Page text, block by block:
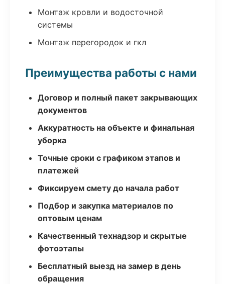
Монтаж кровли и водосточной
системы
Монтаж перегородок и гкл
Преимущества работы с нами
Договор и полный пакет закрывающих
документов
Аккуратность на объекте и финальная
уборка
Точные сроки с графиком этапов и
платежей
Фиксируем смету до начала работ
Подбор и закупка материалов по
оптовым ценам
Качественный технадзор и скрытые
фотоэтапы
Бесплатный выезд на замер в день
обращения